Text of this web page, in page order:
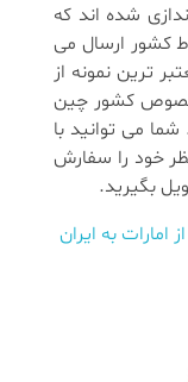
شده اند که
کشور ارسال می
ترین نمونه از
کشور چین
می توانید با
خود را سفارش
بگیرید.
امارات به ایران